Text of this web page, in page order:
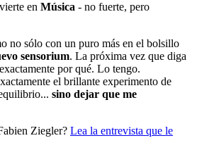
en Música - no fuerte, pero
no sólo con un puro más en el bolsillo
sensorium. La próxima vez que diga
por qué. Lo tengo.
el brillante experimento de
sino dejar que me
Ziegler? Lea la entrevista que le